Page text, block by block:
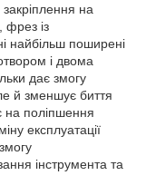
на
фрез із
найбільш поширені
і двома
дає змогу
й зменшує биття
на поліпшення
експлуатації
інструмента та